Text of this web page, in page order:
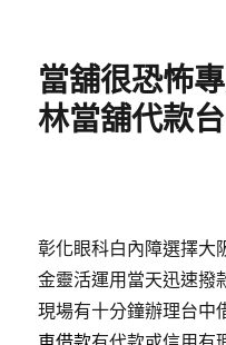
當舖很恐怖
林當舖代款
彰化眼科白內障選擇大
金靈活運用當天迅速撥
現場有十分鐘辦理台中